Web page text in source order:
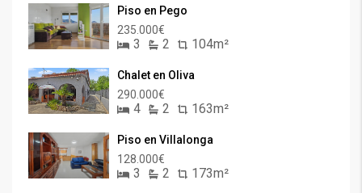
Piso en Pego
235.000€
3 2 104m²
Chalet en Oliva
290.000€
4 2 163m²
Piso en Villalonga
128.000€
3 2 173m²